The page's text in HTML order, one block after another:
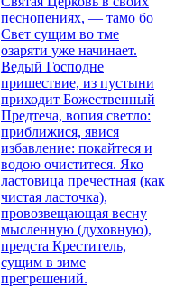
песнопениях, — тамо бо
Свет сущим во тме
озаряти уже начинает.
Ведый Господне
пришествие, из пустыни
приходит Божественный
Предтеча, вопия светло:
приближися, явися
избавление: покайтеся и
водою очиститеся. Яко
ластовица пречестная (как
чистая ласточка),
провозвещающая весну
мысленную (духовную),
предста Креститель,
сущим в зиме
прегрешений.